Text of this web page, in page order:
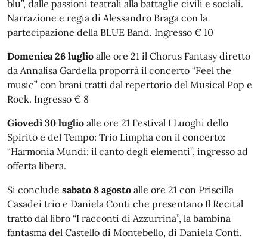
blu”, dalle passioni teatrali alla battaglie civili e sociali.
Narrazione e regia di Alessandro Braga con la
partecipazione della BLUE Band. Ingresso € 10
Domenica 26 luglio alle ore 21 il Chorus Fantasy diretto
da Annalisa Gardella proporrà il concerto “Feel the
music” con brani tratti dal repertorio del Musical Pop e
Rock. Ingresso € 8
Giovedì 30 luglio alle ore 21 Festival I Luoghi dello
Spirito e del Tempo: Trio Limpha con il concerto:
“Harmonia Mundi: il canto degli elementi”, ingresso ad
offerta libera.
Si conclude sabato 8 agosto alle ore 21 con Priscilla
Casadei trio e Daniela Conti che presentano Il Recital
tratto dal libro “I racconti di Azzurrina”, la bambina
fantasma del Castello di Montebello, di Daniela Conti.